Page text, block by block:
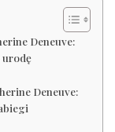
Deneuve:
urodę
Deneuve: